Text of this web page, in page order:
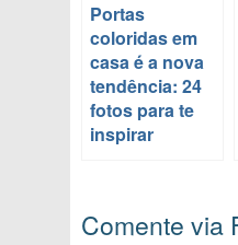
Portas
coloridas em
casa é a nova
tendência: 24
fotos para te
inspirar
Comente via